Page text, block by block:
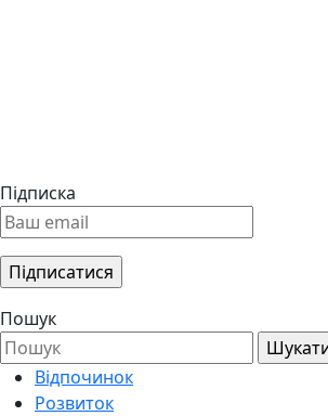
Підписка
Пошук
Відпочинок
Розвиток